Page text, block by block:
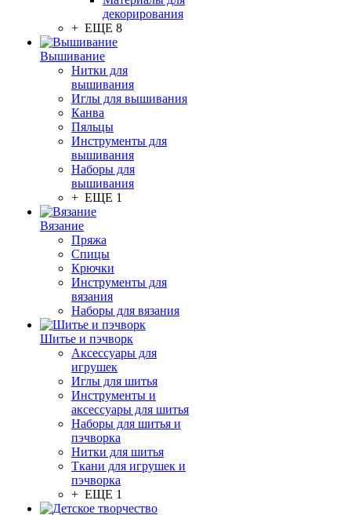
декорирования
+ ЕЩЕ 8
Вышивание
Нитки для
вышивания
Иглы для вышивания
Канва
Пяльцы
Инструменты для
вышивания
Наборы для
вышивания
+ ЕЩЕ 1
Вязание
Пряжа
Спицы
Крючки
Инструменты для
вязания
Наборы для вязания
Шитье и пэчворк
Аксессуары для
игрушек
Иглы для шитья
Инструменты и
аксессуары для шитья
Наборы для шитья и
пэчворка
Нитки для шитья
Ткани для игрушек и
пэчворка
+ ЕЩЕ 1